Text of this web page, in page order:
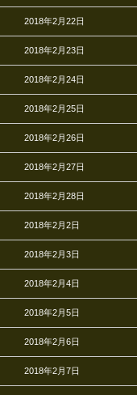
2018年2月22日
2018年2月23日
2018年2月24日
2018年2月25日
2018年2月26日
2018年2月27日
2018年2月28日
2018年2月2日
2018年2月3日
2018年2月4日
2018年2月5日
2018年2月6日
2018年2月7日